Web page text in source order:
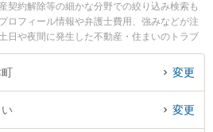
契約解除等の細かな分野での絞り込み検索も
ロフィール情報や弁護士費用、強みなどが注
日や夜間に発生した不動産・住まいのトラブ
』『不動産・住まいのトラブル解決の実績豊
『初回相談無料で不動産・住まいを法律相談
変更
変更